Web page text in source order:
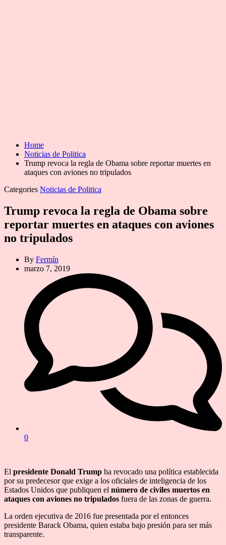
Home
Noticias de Politica
Trump revoca la regla de Obama sobre reportar muertes en
ataques con aviones no tripulados
Categories Noticias de Politica
Trump revoca la regla de Obama sobre
reportar muertes en ataques con aviones
no tripulados
By Fermín
marzo 7, 2019
0
El presidente Donald Trump ha revocado una política establecida
por su predecesor que exige a los oficiales de inteligencia de los
Estados Unidos que publiquen el número de civiles muertos en
ataques con aviones no tripulados fuera de las zonas de guerra.
La orden ejecutiva de 2016 fue presentada por el entonces
presidente Barack Obama, quien estaba bajo presión para ser más
transparente.